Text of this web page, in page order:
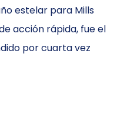
estelar para Mills
acción rápida, fue el
por cuarta vez